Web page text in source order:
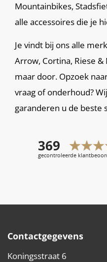
Mountainbikes,
alle accessoires die je
Je vindt bij ons alle
Arrow, Cortina, Riese &
maar door. Opzoek
vraag of onderhoud?
garanderen u de beste
Contactgegevens
Koningsstraat 6